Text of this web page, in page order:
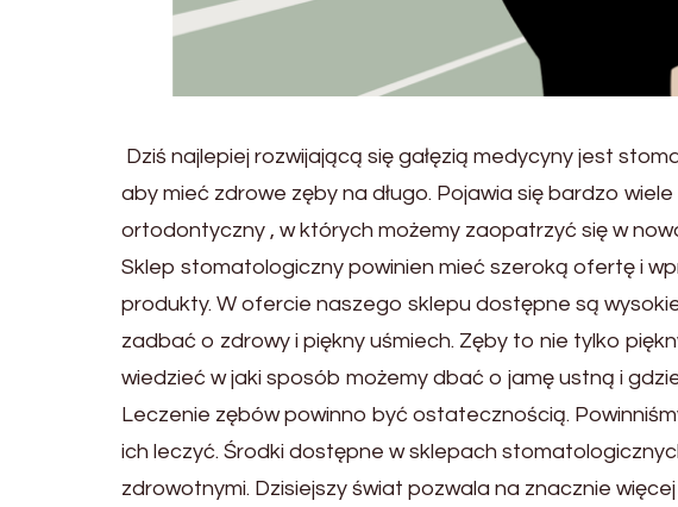
Dziś najlepiej rozwijającą się gałęzią medycyny jest
aby mieć zdrowe zęby na długo. Pojawia się bardzo
ortodontyczny , w których możemy zaopatrzyć się w
Sklep stomatologiczny powinien mieć szeroką ofertę i
produkty. W ofercie naszego sklepu dostępne są
zadbać o zdrowy i piękny uśmiech. Zęby to nie tylko
wiedzieć w jaki sposób możemy dbać o jamę ustną i
Leczenie zębów powinno być ostatecznością.
ich leczyć. Środki dostępne w sklepach
zdrowotnymi. Dzisiejszy świat pozwala na znacznie